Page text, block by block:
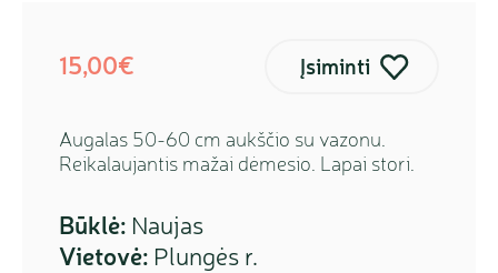
15,00€ Įsiminti
Augalas 50-60 cm aukščio su vazonu.
Reikalaujantis mažai dėmesio. Lapai stori.
Būklė: Naujas
Vietovė: Plungės r.